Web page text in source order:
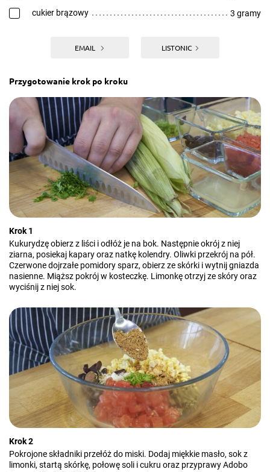
cukier brązowy 3 gramy
EMAIL LISTONIC
Przygotowanie krok po kroku
Krok 1
Kukurydzę obierz z liści i odłóż je na bok. Następnie okrój z niej
ziarna, posiekaj kapary oraz natkę kolendry. Oliwki przekrój na pół.
Czerwone dojrzałe pomidory sparz, obierz ze skórki i wytnij gniazda
nasienne. Miąższ pokrój w kosteczkę. Limonkę otrzyj ze skóry oraz
wyciśnij z niej sok.
Krok 2
Pokrojone składniki przełóż do miski. Dodaj miękkie masło, sok z
limonki, startą skórkę, połowę soli i cukru oraz przyprawy Adobo